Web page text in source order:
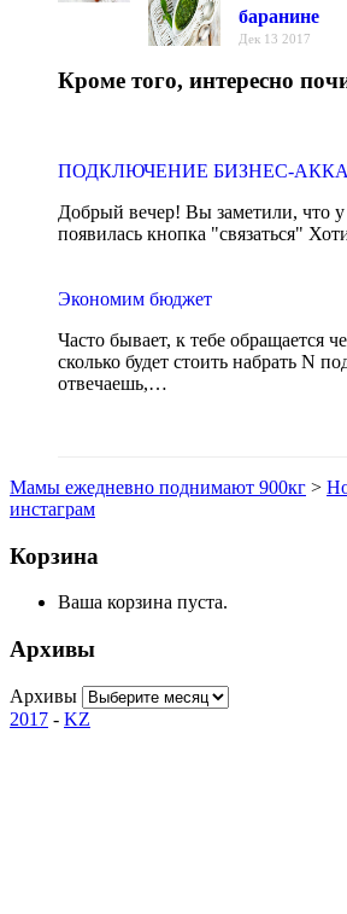
баранине
Дек 13 2017
Кроме того, интересно
ПОДКЛЮЧЕНИЕ БИЗНЕС-
Добрый вечер! Вы заметили, что у
появилась кнопка "связаться"
Экономим бюджет
Часто бывает, к тебе обращается
сколько будет стоить набрать N
отвечаешь,…
Мамы ежедневно поднимают 900кг >
инстаграм
Корзина
Ваша корзина пуста.
Архивы
Архивы
2017 - KZ